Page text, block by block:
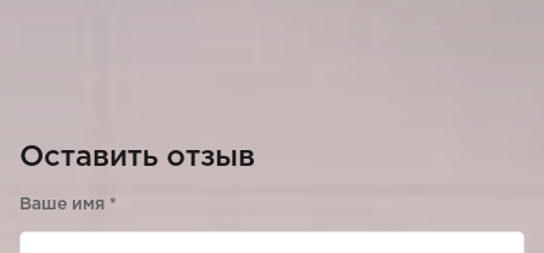
Оставить отзыв
Ваше имя *